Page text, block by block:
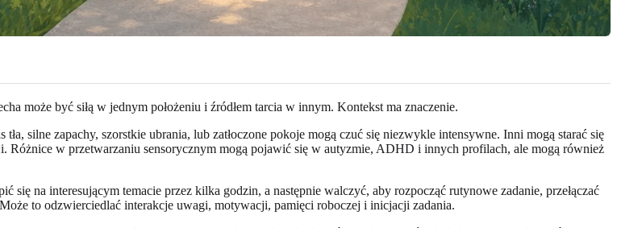
może być siłą w jednym położeniu i źródłem tarcia w innym. Kontekst ma znaczenie.
silne zapachy, szorstkie ubrania, lub zatłoczone pokoje mogą czuć się niezwykle intensywne. Inni mogą starać się
w przetwarzaniu sensorycznym mogą pojawić się w autyzmie, ADHD i innych profilach, ale mogą również
na interesującym temacie przez kilka godzin, a następnie walczyć, aby rozpocząć rutynowe zadanie, przełączać
to odzwierciedlać interakcje uwagi, motywacji, pamięci roboczej i inicjacji zadania.